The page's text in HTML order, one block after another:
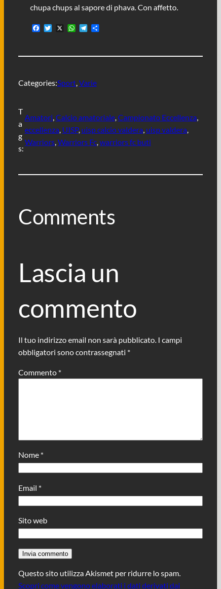
chupa chups al sapore di phava. Con affetto.
F
b
k
T
t
X
W
s
p
T
g
m
C
i
Categories:Sport, Varie
T
a
g
s:
Amatori, Calcio amatoriale, Campionato Eccellenza,
eccellenza, UISP, uisp calcio valdera, uisp valdera,
Warriors, Warriors Fc, warriors fc buti
Comments
Lascia un
commento
Il tuo indirizzo email non sarà pubblicato. I campi
obbligatori sono contrassegnati *
Commento *
Nome *
Email *
Sito web
Questo sito utilizza Akismet per ridurre lo spam.
Scopri come vengono elaborati i dati derivati dai